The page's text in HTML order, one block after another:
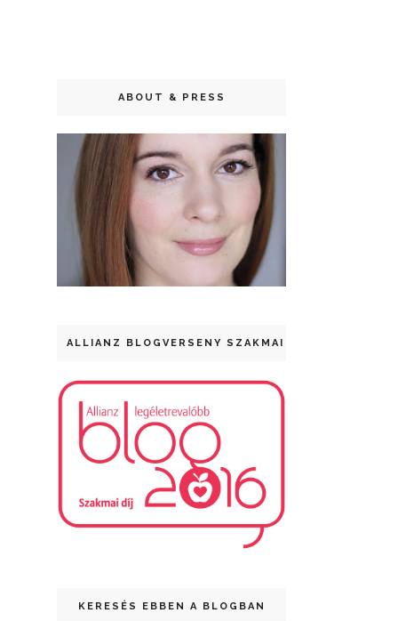
ABOUT & PRESS
ALLIANZ BLOGVERSENY SZAKMAI DÍJ
KERESÉS EBBEN A BLOGBAN